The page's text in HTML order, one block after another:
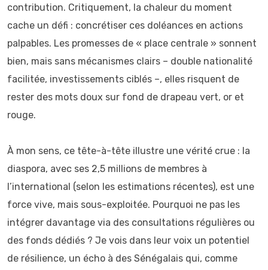
contribution. Critiquement, la chaleur du moment
cache un défi : concrétiser ces doléances en actions
palpables. Les promesses de « place centrale » sonnent
bien, mais sans mécanismes clairs – double nationalité
facilitée, investissements ciblés –, elles risquent de
rester des mots doux sur fond de drapeau vert, or et
rouge.
À mon sens, ce tête-à-tête illustre une vérité crue : la
diaspora, avec ses 2,5 millions de membres à
l’international (selon les estimations récentes), est une
force vive, mais sous-exploitée. Pourquoi ne pas les
intégrer davantage via des consultations régulières ou
des fonds dédiés ? Je vois dans leur voix un potentiel
de résilience, un écho à des Sénégalais qui, comme